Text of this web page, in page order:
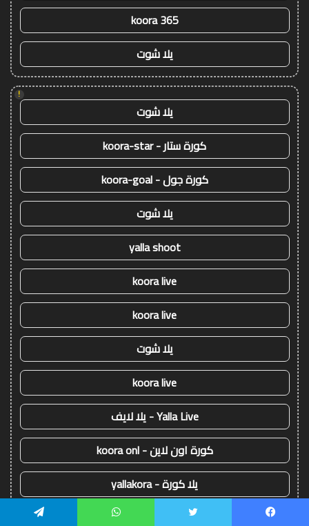
koora 365
يلا شوت
!
يلا شوت
كورة ستار - koora-star
كورة جول - koora-goal
يلا شوت
yalla shoot
koora live
koora live
يلا شوت
koora live
Yalla Live - يلا لايف
كورة اون لاين - koora onl
يلا كورة - yallakora
كورة 365 - kooora 365